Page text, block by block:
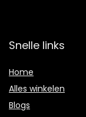
Snelle links
Home
Alles winkelen
Blogs